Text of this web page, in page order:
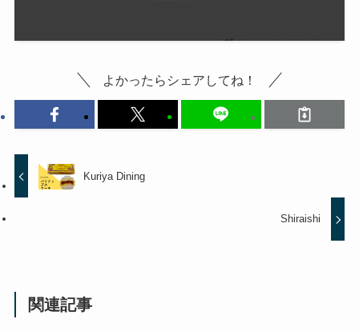
よかったらシェアしてね！
Kuriya Dining
Shiraishi
関連記事